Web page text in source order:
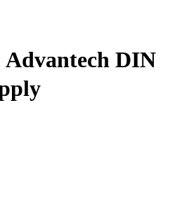
Advantech DIN